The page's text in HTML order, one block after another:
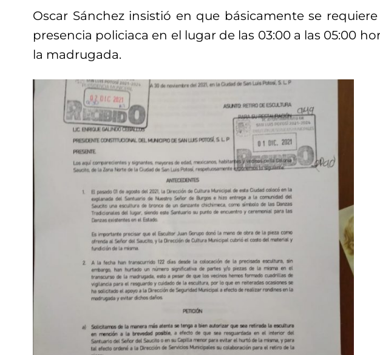
Oscar Sánchez insistió en que básicamente se
presencia policiaca en el lugar de las 03:00 a las 05:00
la madrugada.